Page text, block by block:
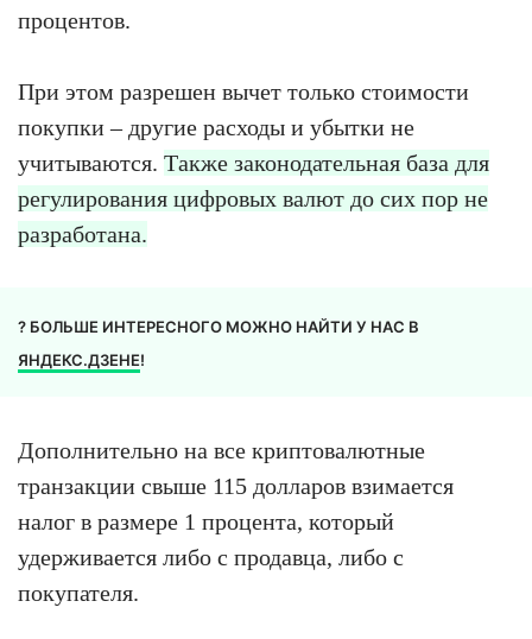
процентов.
При этом разрешен вычет только стоимости
покупки – другие расходы и убытки не
учитываются. Также законодательная база для
регулирования цифровых валют до сих пор не
разработана.
? БОЛЬШЕ ИНТЕРЕСНОГО МОЖНО НАЙТИ У НАС В
ЯНДЕКС.ДЗЕНЕ!
Дополнительно на все криптовалютные
транзакции свыше 115 долларов взимается
налог в размере 1 процента, который
удерживается либо с продавца, либо с
покупателя.